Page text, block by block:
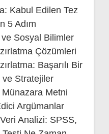
Kabul Edilen Tez
5 Adım
Sosyal Bilimler
Çözümleri
Başarılı Bir
ve Stratejiler
Münazara Metni
Argümanlar
Analizi: SPSS,